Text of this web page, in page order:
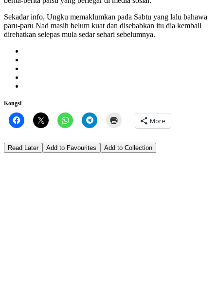
Sekadar info, Ungku memaklumkan pada Sabtu yang lalu bahawa
paru-paru Nad masih belum kuat dan disebabkan itu dia kembali
direhatkan selepas mula sedar sehari sebelumnya.
Kongsi
More
Read Later Add to Favourites Add to Collection